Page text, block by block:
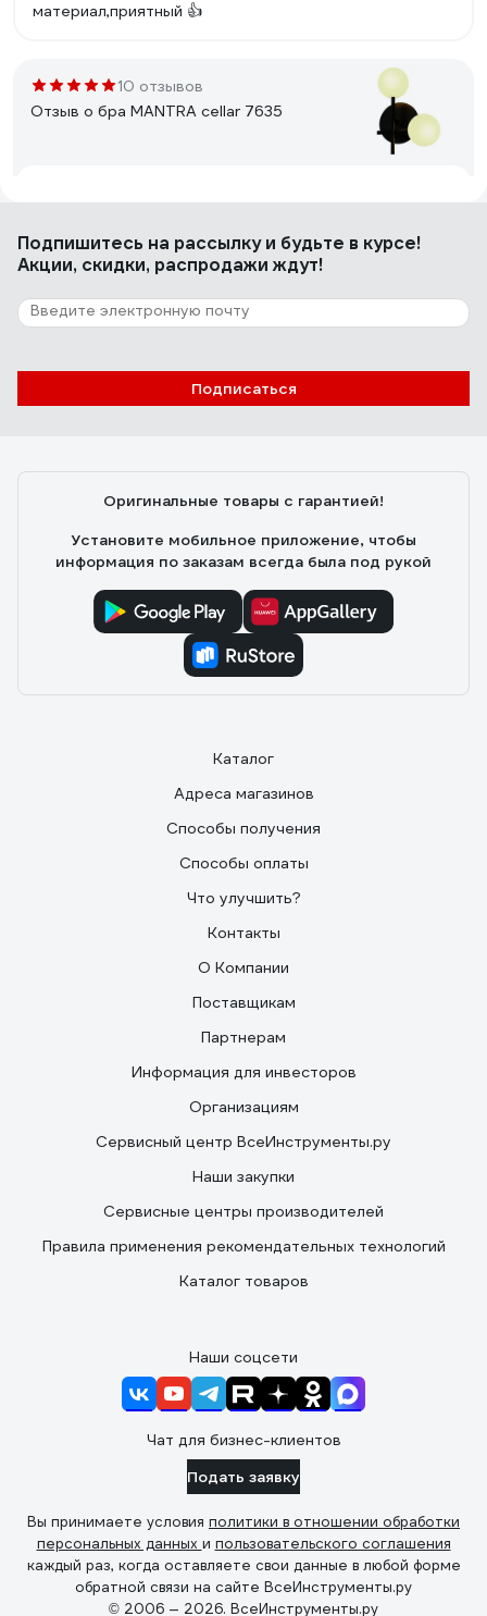
материал,приятный 👍
10 отзывов
Отзыв о бра MANTRA cellar 7635
10 отзывов
Отзыв о Настенный светильник MANTRA
Пользователь 18.02.2026
Подпишитесь на рассылкуи будьте в курсе!
Акции, скидки, распродажи ждут!
Подписаться
Оригинальные товары с гарантией!
Установите мобильное приложение, чтобы
информация по заказам всегда была под рукой
Каталог
Адреса магазинов
Способы получения
Способы оплаты
Что улучшить?
Контакты
О Компании
Поставщикам
Партнерам
Информация для инвесторов
Организациям
Сервисный центр ВсеИнструменты.ру
Наши закупки
Сервисные центры производителей
Правила применения рекомендательных технологий
Каталог товаров
Наши соцсети
Чат для бизнес-клиентов
Подать заявку
Вы принимаете условия политики в отношении обработки
персональных данных и пользовательского соглашения
каждый раз, когда оставляете свои данные в любой форме
обратной связи на сайте ВсеИнструменты.ру
© 2006 — 2026. ВсеИнструменты.ру